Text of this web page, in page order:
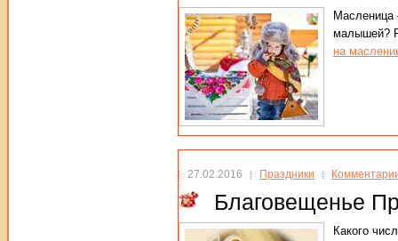
Масленица
малышей?
на
27.02.2016 Праздники
Благовещенье
Какого